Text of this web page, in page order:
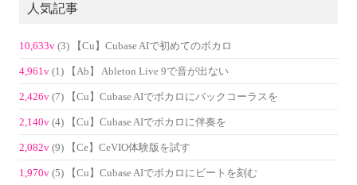
人気記事
10,633v (3) 【Cu】Cubase AIで初めてのボカロ
4,961v (1) 【Ab】 Ableton Live 9で音が出ない
2,426v (7) 【Cu】Cubase AIでボカロにバックコーラスを
2,140v (4) 【Cu】Cubase AIでボカロに伴奏を
2,082v (9) 【Ce】CeVIO体験版を試す
1,970v (5) 【Cu】Cubase AIでボカロにビートを刻む